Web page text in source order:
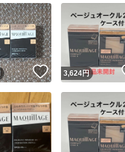
いいね！
3,624円